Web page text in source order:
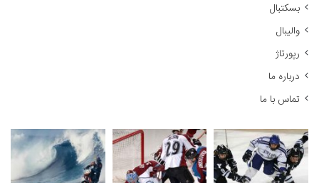
بسکتبال
والیبال
رپورتاژ
درباره ما
تماس با ما